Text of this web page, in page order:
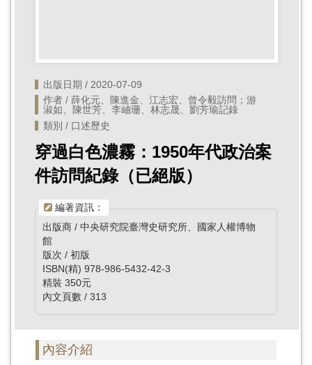
出版日期 / 2020-07-09
作者 / 薛化元、陳進金、江志宏、曾令毅訪問；游
淑如、陳世芳、李岫珊、林志晟、劉芳瑜記錄
類別 / 口述歷史
穿過白色濃霧：1950年代政治案
件訪問紀錄（已絕版）
編著資訊：
出版商 / 中央研究院臺灣史研究所、國家人權博物
館
版次 / 初版
ISBN(精) 978-986-5432-42-3
精裝 350元
內文頁數 / 313
內容介紹